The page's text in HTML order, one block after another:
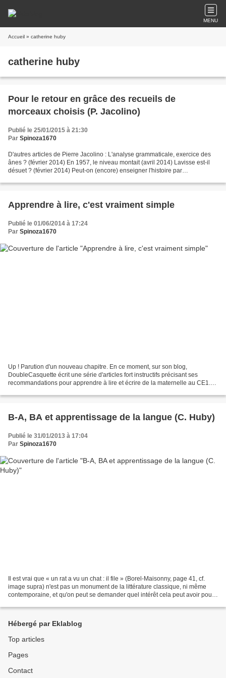
MENU
Accueil » catherine huby
catherine huby
Pour le retour en grâce des recueils de
morceaux choisis (P. Jacolino)
Publié le 25/01/2015 à 21:30
Par Spinoza1670
D'autres articles de Pierre Jacolino : L'analyse grammaticale, exercice des
ânes ? (février 2014) En 1957, le niveau montait (avril 2014) Lavisse est-il
désuet ? (février 2014) Peut-on (encore) enseigner l'histoire par
Apprendre à lire, c'est vraiment simple
Publié le 01/06/2014 à 17:24
Par Spinoza1670
Up ! Parution d'un nouveau chapitre. En ce moment, sur son blog,
DoubleCasquette écrit une série d'articles fort instructifs précisant ses
recommandations pour apprendre à lire et écrire de la maternelle au CE1.
B-A, BA et apprentissage de la langue (C. Huby)
Publié le 31/01/2013 à 17:04
Par Spinoza1670
Il est vrai que « un rat a vu un chat : il file » (Borel-Maisonny, page 41, cf.
image supra) n'est pas un monument de la littérature classique, ni même
contemporaine, et qu'on peut se demander quel intérêt cela peut avoir pour
Hébergé par Eklablog
Top articles
Pages
Contact